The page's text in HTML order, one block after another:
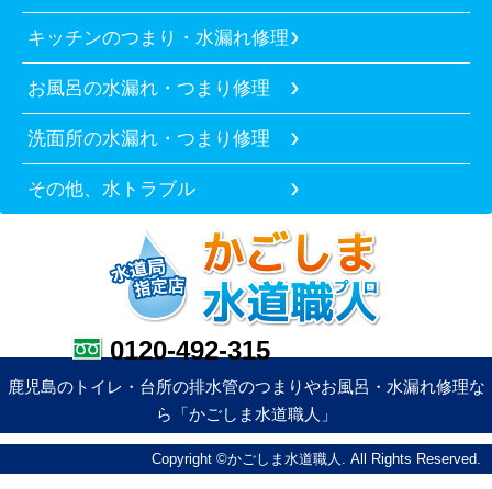
キッチンのつまり・水漏れ修理
お風呂の水漏れ・つまり修理
洗面所の水漏れ・つまり修理
その他、水トラブル
0120-492-315
鹿児島のトイレ・台所の排水管のつまりやお風呂・水漏れ修理な
ら「かごしま水道職人」
Copyright ©かごしま水道職人. All Rights Reserved.